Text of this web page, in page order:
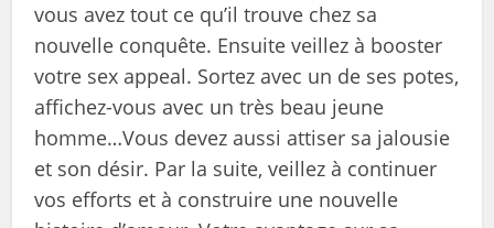
vous avez tout ce qu’il trouve chez sa
nouvelle conquête. Ensuite veillez à booster
votre sex appeal. Sortez avec un de ses potes,
affichez-vous avec un très beau jeune
homme…Vous devez aussi attiser sa jalousie
et son désir. Par la suite, veillez à continuer
vos efforts et à construire une nouvelle